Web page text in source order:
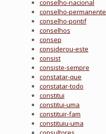
conselho-nacional
conselho-permanente
conselho-pontif
conselhos
consep
considerou-este
consist
consiste-sempre
constatar-que
constatar-todo
constitui
constitui-uma
constituir-fam
constituiu-uma